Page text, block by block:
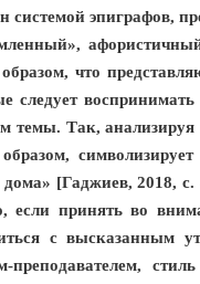
системой эпиграфов,
что
следует
темы. Так,
дома» [Гаджиев, 2018,
если принять во
с высказанным
преподавателем,